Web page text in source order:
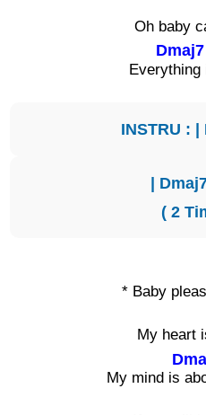
Oh baby
Every
Dmaj7
thing
INSTRU : |
|
( 2
* Baby
My heart
My mind is